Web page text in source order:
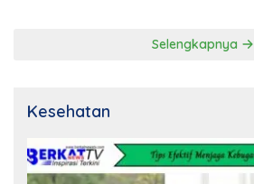
Selengkapnya
Kesehatan